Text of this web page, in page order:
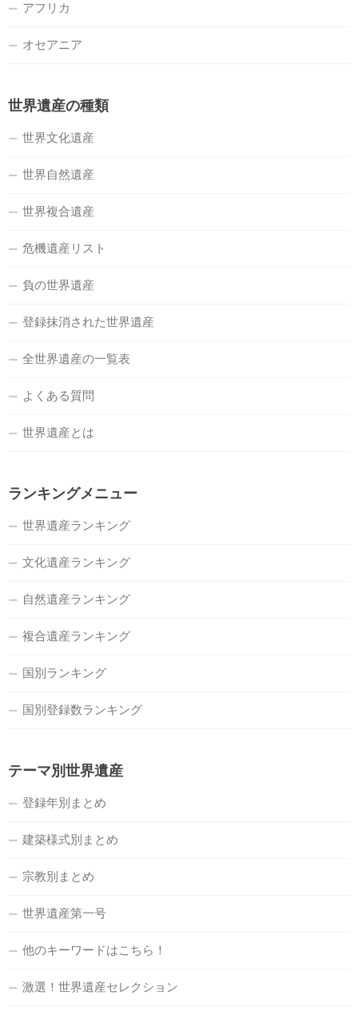
アフリカ
オセアニア
世界遺産の種類
世界文化遺産
世界自然遺産
世界複合遺産
危機遺産リスト
負の世界遺産
登録抹消された世界遺産
全世界遺産の一覧表
よくある質問
世界遺産とは
ランキングメニュー
世界遺産ランキング
文化遺産ランキング
自然遺産ランキング
複合遺産ランキング
国別ランキング
国別登録数ランキング
テーマ別世界遺産
登録年別まとめ
建築様式別まとめ
宗教別まとめ
世界遺産第一号
他のキーワードはこちら！
激選！世界遺産セレクション